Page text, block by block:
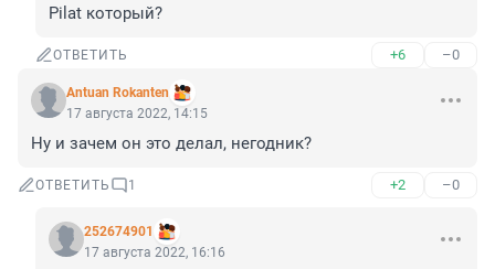
Pilat который?
ОТВЕТИТЬ +6 –0
Antuan Rokanten
17 августа 2022, 14:15
Ну и зачем он это делал, негодник?
ОТВЕТИТЬ 1 +2 –0
252674901
17 августа 2022, 16:16